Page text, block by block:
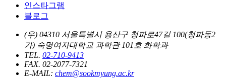
인스타그램
블로그
(우) 04310 서울특별시 용산구 청파로47길 100(청파동2
가) 숙명여자대학교 과학관 101호 화학과
TEL. 02-710-9413
FAX. 02-2077-7321
E-MAIL: chem@sookmyung.ac.kr